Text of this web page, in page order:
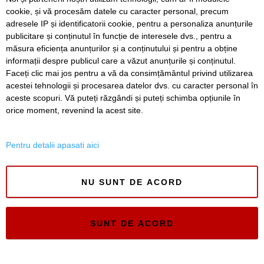
Show-ul pirotehnic al celor de la ASU
Politehnica a ajuns in presa britanica
Înapoi Înainte
SERVICII Redactia
Folosinta Cookie-urilor
Timiș Online
cookie, și vă procesăm datele cu caracter personal, precum
adresele IP și identificatorii cookie, pentru a personaliza anunțurile
publicitare și conținutul în funcție de interesele dvs., pentru a
măsura eficiența anunțurilor și a conținutului și pentru a obține
informații despre publicul care a văzut anunțurile și conținutul.
Faceți clic mai jos pentru a vă da consimțământul privind utilizarea
acestei tehnologii și procesarea datelor dvs. cu caracter personal în
aceste scopuri. Vă puteți răzgândi și puteți schimba opțiunile în
orice moment, revenind la acest site.
Pentru detalii apasati aici
NU SUNT DE ACORD
SUNT DE ACORD